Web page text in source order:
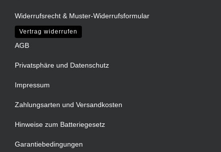
Widerrufsrecht & Muster-Widerrufsformular
Vertrag widerrufen
AGB
Privatsphäre und Datenschutz
Impressum
Zahlungsarten und Versandkosten
Hinweise zum Batteriegesetz
Garantiebedingungen